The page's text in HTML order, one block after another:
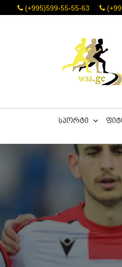
(+995)599-55-55-63
სპორტი